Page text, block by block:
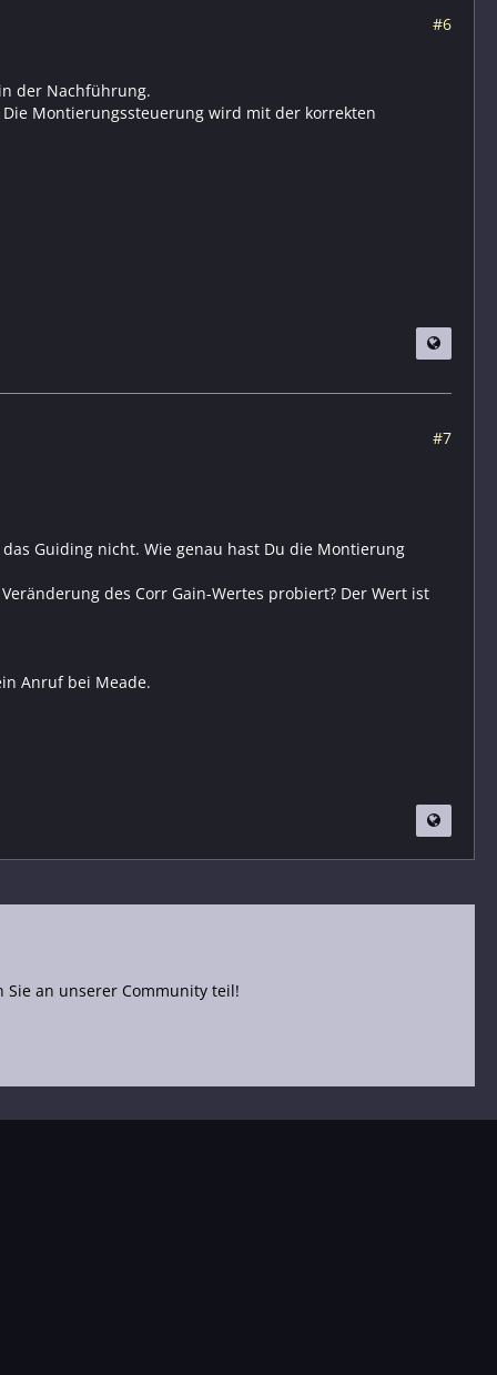
#6
der Nachführung.
Montierungssteuerung wird mit der korrekten
#7
Guiding nicht. Wie genau hast Du die Montierung
des Corr Gain-Wertes probiert? Der Wert ist
Anruf bei Meade.
an unserer Community teil!